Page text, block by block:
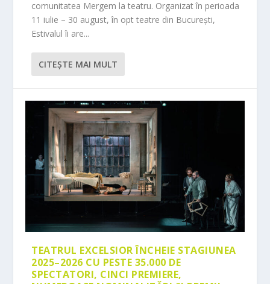
comunitatea Mergem la teatru. Organizat în perioada
11 iulie – 30 august, în opt teatre din București,
Estivalul îi are...
CITEŞTE MAI MULT
TEATRUL EXCELSIOR ÎNCHEIE STAGIUNEA
2025–2026 CU PESTE 35.000 DE
SPECTATORI, CINCI PREMIERE,